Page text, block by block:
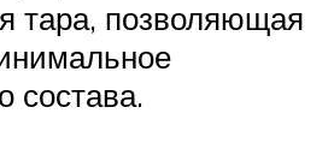
тара, позволяющая
состава.